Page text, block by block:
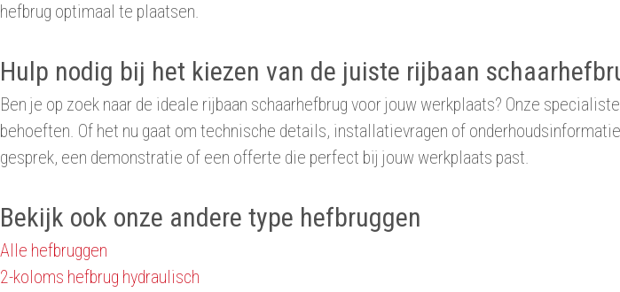
hefbrug optimaal te plaatsen.
Hulp nodig bij het kiezen van de juiste rijbaan
Ben je op zoek naar de ideale rijbaan schaarhefbrug voor jouw werkplaats? Onze
behoeften. Of het nu gaat om technische details, installatievragen of
gesprek, een demonstratie of een offerte die perfect bij jouw werkplaats past.
Bekijk ook onze andere type hefbruggen
Alle hefbruggen
2-koloms hefbrug hydraulisch